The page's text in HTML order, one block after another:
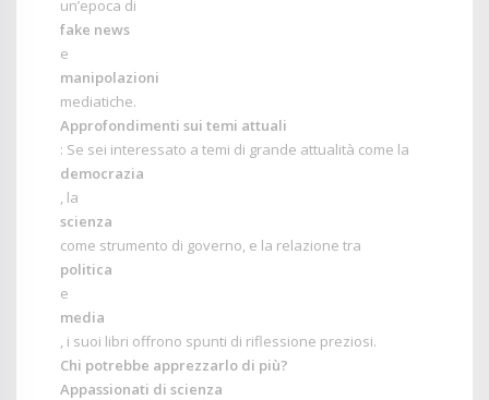
un’epoca di
fake news
e
manipolazioni
mediatiche.
Approfondimenti sui temi attuali
: Se sei interessato a temi di grande attualità come la
democrazia
, la
scienza
come strumento di governo, e la relazione tra
politica
e
media
, i suoi libri offrono spunti di riflessione preziosi.
Chi potrebbe apprezzarlo di più?
Appassionati di scienza